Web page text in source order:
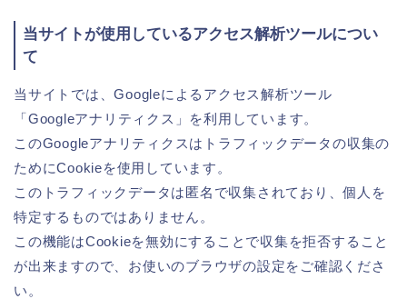
当サイトが使用しているアクセス解析ツールについ
て
当サイトでは、Googleによるアクセス解析ツール
「Googleアナリティクス」を利用しています。
このGoogleアナリティクスはトラフィックデータの収集の
ためにCookieを使用しています。
このトラフィックデータは匿名で収集されており、個人を
特定するものではありません。
この機能はCookieを無効にすることで収集を拒否すること
が出来ますので、お使いのブラウザの設定をご確認くださ
い。